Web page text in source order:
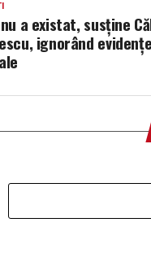
nu a existat, susține
ignorând